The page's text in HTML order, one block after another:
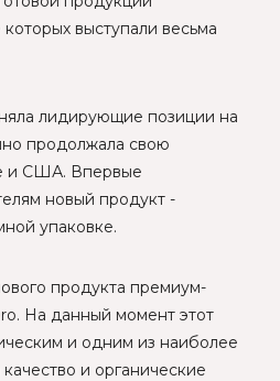
которых выступали весьма
лидирующие позиции на
продолжала свою
и США. Впервые
новый продукт -
упаковке.
продукта премиум-
На данный момент этот
и одним из наиболее
и органические